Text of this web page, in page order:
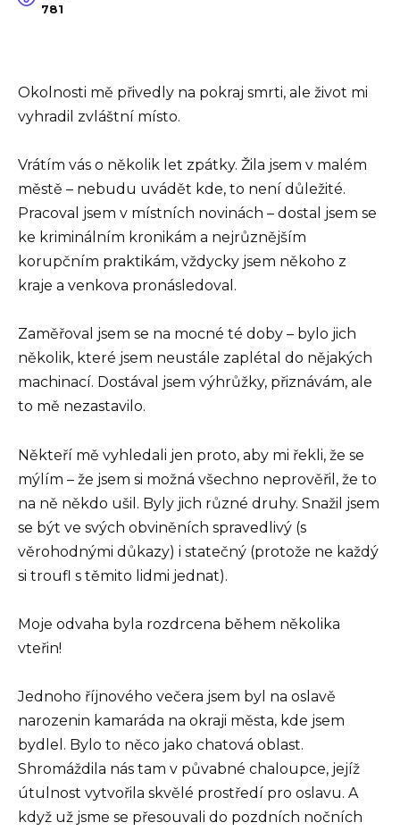
781
Okolnosti mě přivedly na pokraj smrti, ale život mi
vyhradil zvláštní místo.
Vrátím vás o několik let zpátky. Žila jsem v malém
městě – nebudu uvádět kde, to není důležité.
Pracoval jsem v místních novinách – dostal jsem se
ke kriminálním kronikám a nejrůznějším
korupčním praktikám, vždycky jsem někoho z
kraje a venkova pronásledoval.
Zaměřoval jsem se na mocné té doby – bylo jich
několik, které jsem neustále zaplétal do nějakých
machinací. Dostával jsem výhrůžky, přiznávám, ale
to mě nezastavilo.
Někteří mě vyhledali jen proto, aby mi řekli, že se
mýlím – že jsem si možná všechno neprověřil, že to
na ně někdo ušil. Byly jich různé druhy. Snažil jsem
se být ve svých obviněních spravedlivý (s
věrohodnými důkazy) i statečný (protože ne každý
si troufl s těmito lidmi jednat).
Moje odvaha byla rozdrcena během několika
vteřin!
Jednoho říjnového večera jsem byl na oslavě
narozenin kamaráda na okraji města, kde jsem
bydlel. Bylo to něco jako chatová oblast.
Shromáždila nás tam v půvabné chaloupce, jejíž
útulnost vytvořila skvělé prostředí pro oslavu. A
když už jsme se přesouvali do pozdních nočních